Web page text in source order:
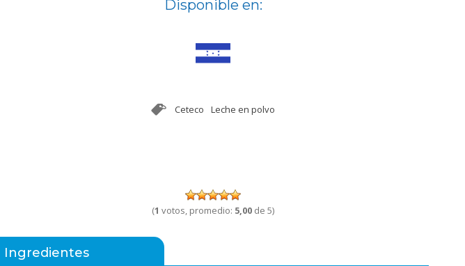
Disponible en:
Ceteco Leche en polvo
(1 votos, promedio: 5,00 de 5)
Ingredientes